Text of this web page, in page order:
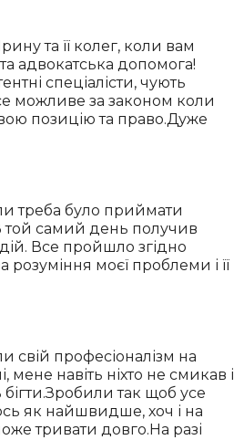
та її колег, коли вам
адвокатська допомога!
спеціалісти, чують
можливе за законом коли
позицію та право.Дуже
треба було приймати
той самий день получив
Все пройшло згідно
розуміння моєї проблеми і її
свій професіоналізм на
мене навіть ніхто не смикав і
так щоб усе
як найшвидше, хоч і на
тривати довго.На разі